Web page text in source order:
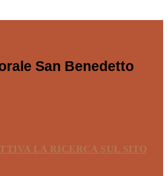
San Benedetto
LA RICERCA SUL SITO